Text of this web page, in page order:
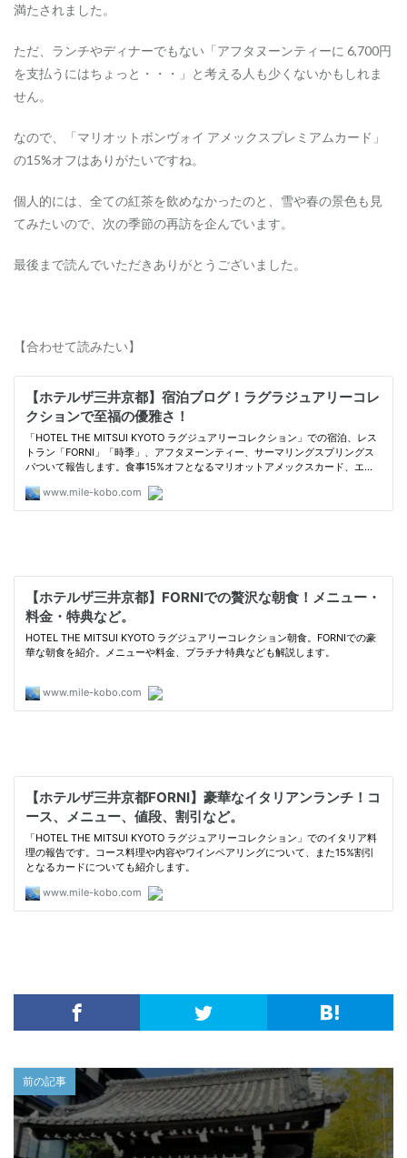
満たされました。
ただ、ランチやディナーでもない「アフタヌーンティーに 6,700円
を支払うにはちょっと・・・」と考える人も少くないかもしれま
せん。
なので、
「マリオットボンヴォイ アメックスプレミアムカード」
の15%オフはありがたいですね。
個人的には、全ての紅茶を飲めなかったのと、雪や春の景色も見
てみたいので、次の季節の再訪を企んでいます。
最後まで読んでいただきありがとうございました。
【合わせて読みたい】
前の記事